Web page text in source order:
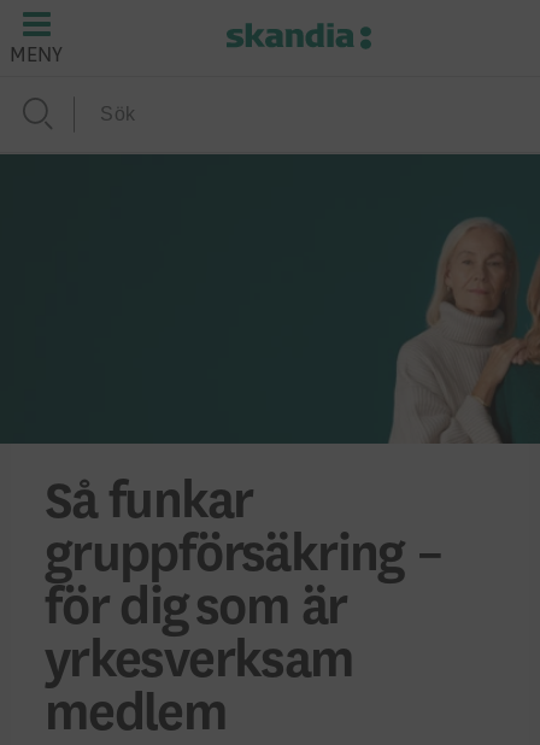
MENY
Så funkar
gruppförsäkring –
för dig som är
yrkesverksam
medlem